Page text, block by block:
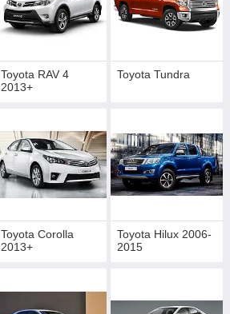
Toyota RAV 4
2013+
Toyota Tundra
Toyota Corolla
2013+
Toyota Hilux 2006-
2015